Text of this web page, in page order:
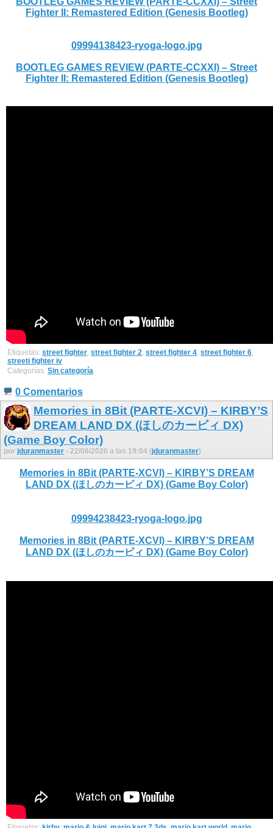
Fighter II: Remastered Edition (Genesis Bootleg)
09994138423-ryoga-logo.jpg
BOOTLEG GAMES REVIEW (PARTE-CCXXI) – Street
Fighter II: Remastered Edition (Genesis Bootleg)
Etiquetas: street fighter, street fighter 2, street fighter 4, street fighter 6,
streeti fighter iv
Categorías: Sin categoría
0 Comentarios
Memories in 8Bit (PARTE-XCVI) – KIRBY’S
DREAM LAND DX (ほしのカービィ DX)
(Game Boy Color)
por jduranmaster - 22/06/2026 a las 19:04 (jduranmaster)
Memories in 8Bit (PARTE-XCVI) – KIRBY’S DREAM
LAND DX (ほしのカービィ DX) (Game Boy Color)
09994238423-ryoga-logo.jpg
Memories in 8Bit (PARTE-XCVI) – KIRBY’S DREAM
LAND DX (ほしのカービィ DX) (Game Boy Color)